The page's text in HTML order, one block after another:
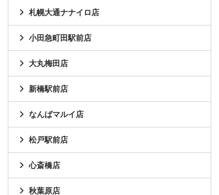
札幌大通ナナイロ店
小田急町田駅前店
大丸梅田店
新橋駅前店
なんばマルイ店
松戸駅前店
心斎橋店
秋葉原店